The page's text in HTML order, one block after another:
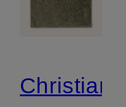
Christian